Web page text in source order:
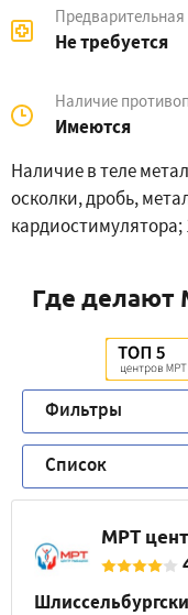
Предварительная
Не требуется
Наличие
Имеются
Наличие в теле
осколки, дробь,
Где делают
Фильтры
Список
МРТ